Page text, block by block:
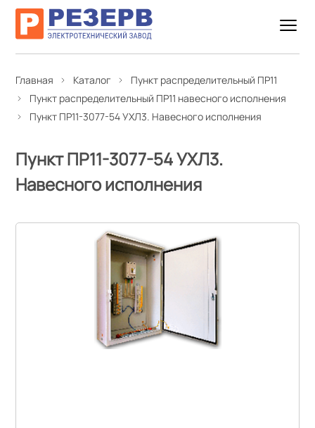
Главная Каталог
Пункт распределительный ПР11
Пункт распределительный ПР11 навесного исполнения
Пункт ПР11-3077-54 УХЛ3. Навесного исполнения
Пункт ПР11-3077-54 УХЛ3.
Навесного исполнения